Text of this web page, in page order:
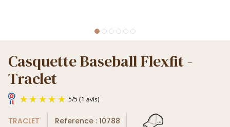
Casquette Baseball Flexfit -
Traclet
TRACLET Reference : 10788